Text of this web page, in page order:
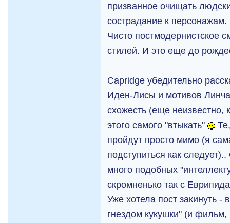
призванное очищать
сострадание к персонажам.
Чисто постмодернистское
стилей. И это еще до
Capridge убедительно
Иден-Лисы и мотивов
схожесть (еще неизвестно,
этого самого "втыкать"
пройдут просто мимо (я
подступиться как
много подобных
скромненько так с
Уже хотела пост закинуть
гнездом кукушки" (и фильм,